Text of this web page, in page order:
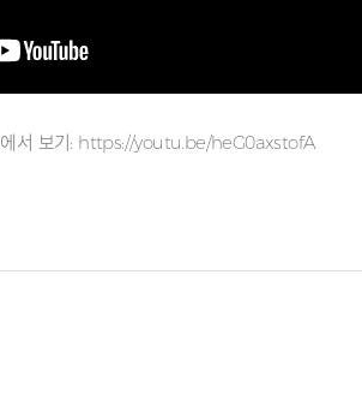
서 보기: https://youtu.be/heG0axstofA